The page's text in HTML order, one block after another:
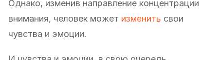
Однако, изменив направление концентрации
внимания, человек может изменить свои
чувства и эмоции.